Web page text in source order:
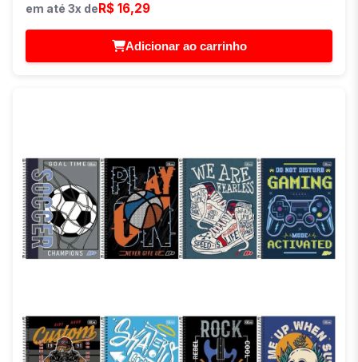
em até 3x de R$ 16,29
Adicionar ao carrinho